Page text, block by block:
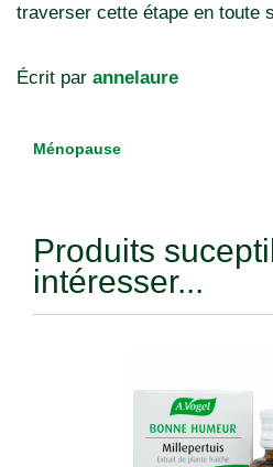
traverser cette étape en toute
Écrit par annelaure
Ménopause
Produits
intéresser...